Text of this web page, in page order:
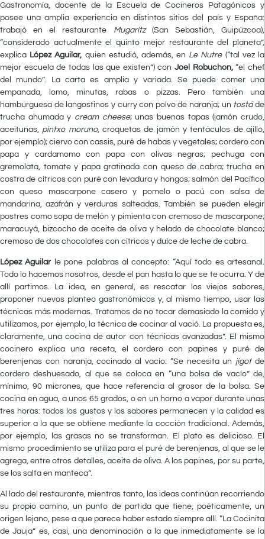
Gastronomía, docente de la Escuela de Cocineros Patagónicos y
posee una amplia experiencia en distintos sitios del país y España:
trabajó en el restaurante
Mugaritz(San Sebastián, Guipúzcoa),
“considerado actualmente el quinto mejor restaurante del planeta”,
explica López Aguilar, quien estudió, además, en Le Nutre(“tal vez la
mejor escuela de todas las que existen”) conJoel Robuchon,“el chef
del mundo”. La carta es amplia y variada. Se puede comer una
empanada, lomo, minutas, rabas o pizzas. Pero también una
hamburguesa de langostinos y curry con polvo de naranja; un tostáde
trucha ahumada y cream cheese; unas buenas tapas (jamón crudo,
aceitunas, pintxo moruno, croquetas de jamón y tentáculos de ajillo,
por ejemplo); ciervo con cassis, puré de habas y vegetales; cordero con
papa y cardamomo con papa con olivas negras; pechuga con
gremolata, tomate y papa gratinada con queso de cabra; trucha en
costra de cítricos con puré con levadura y hongos; salmón del Pacífico
con queso mascarpone casero y pomelo o pacú con salsa de
mandarina, azafrán y verduras salteadas. También se pueden elegir
postres como sopa de melón y pimienta con cremoso de mascarpone;
maracuyá, bizcocho de aceite de oliva y helado de chocolate blanco;
cremoso de dos chocolates con cítricos y dulce de leche de cabra.
López Aguilarle pone palabras al concepto: “Aquí todo es artesanal.
Todo lo hacemos nosotros, desde el pan hasta lo que se te ocurra. Y de
allí partimos. La idea, en general, es rescatar los viejos sabores,
proponer nuevos planteo gastronómicos y, al mismo tiempo, usar las
técnicas más modernas. Tratamos de no tocar demasiado la comida y
utilizamos, por ejemplo, la técnica de cocinar al vació. La propuesta es,
claramente, una cocina de autor con técnicas avanzadas”. El mismo
cocinero explica una receta, el cordero con papines y puré de
berenjenas con naranja, cocinado al vacío: “Se necesita un jigotde
cordero deshuesado, al que se coloca en “una bolsa de vacío” de,
mínimo, 90 micrones, que hace referencia al grosor de la bolsa. Se
cocina en agua, a unos 65 grados, o en un horno a vapor durante unas
tres horas: todos los gustos y los sabores permanecen y la calidad es
superior a la que se obtiene mediante la cocción tradicional. Además,
por ejemplo, las grasas no se transforman. El plato es delicioso. El
mismo procedimiento se utiliza para el puré de berenjenas, al que se le
agrega, entre otros detalles, aceite de oliva. A los papines, por su parte,
se los salta en manteca”.
Al lado del restaurante, mientras tanto, las ideas continúan recorriendo
su propio camino, un punto de partida que tiene, poéticamente, un
origen lejano, pese a que parece haber estado siempre allí. “La Cocinita
de Jauja” es, casi, una denominación a la que inmediatamente se la